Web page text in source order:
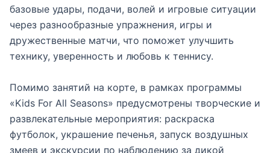
базовые удары, подачи, волей и игровые ситуации
через разнообразные упражнения, игры и
дружественные матчи, что поможет улучшить
технику, уверенность и любовь к теннису.
Помимо занятий на корте, в рамках программы
«Kids For All Seasons» предусмотрены творческие и
развлекательные мероприятия: раскраска
футболок, украшение печенья, запуск воздушных
змеев и экскурсии по наблюдению за дикой